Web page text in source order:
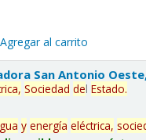
Agregar al carrito
San Antonio
Sociedad delEstado.
y energía eléctrica,